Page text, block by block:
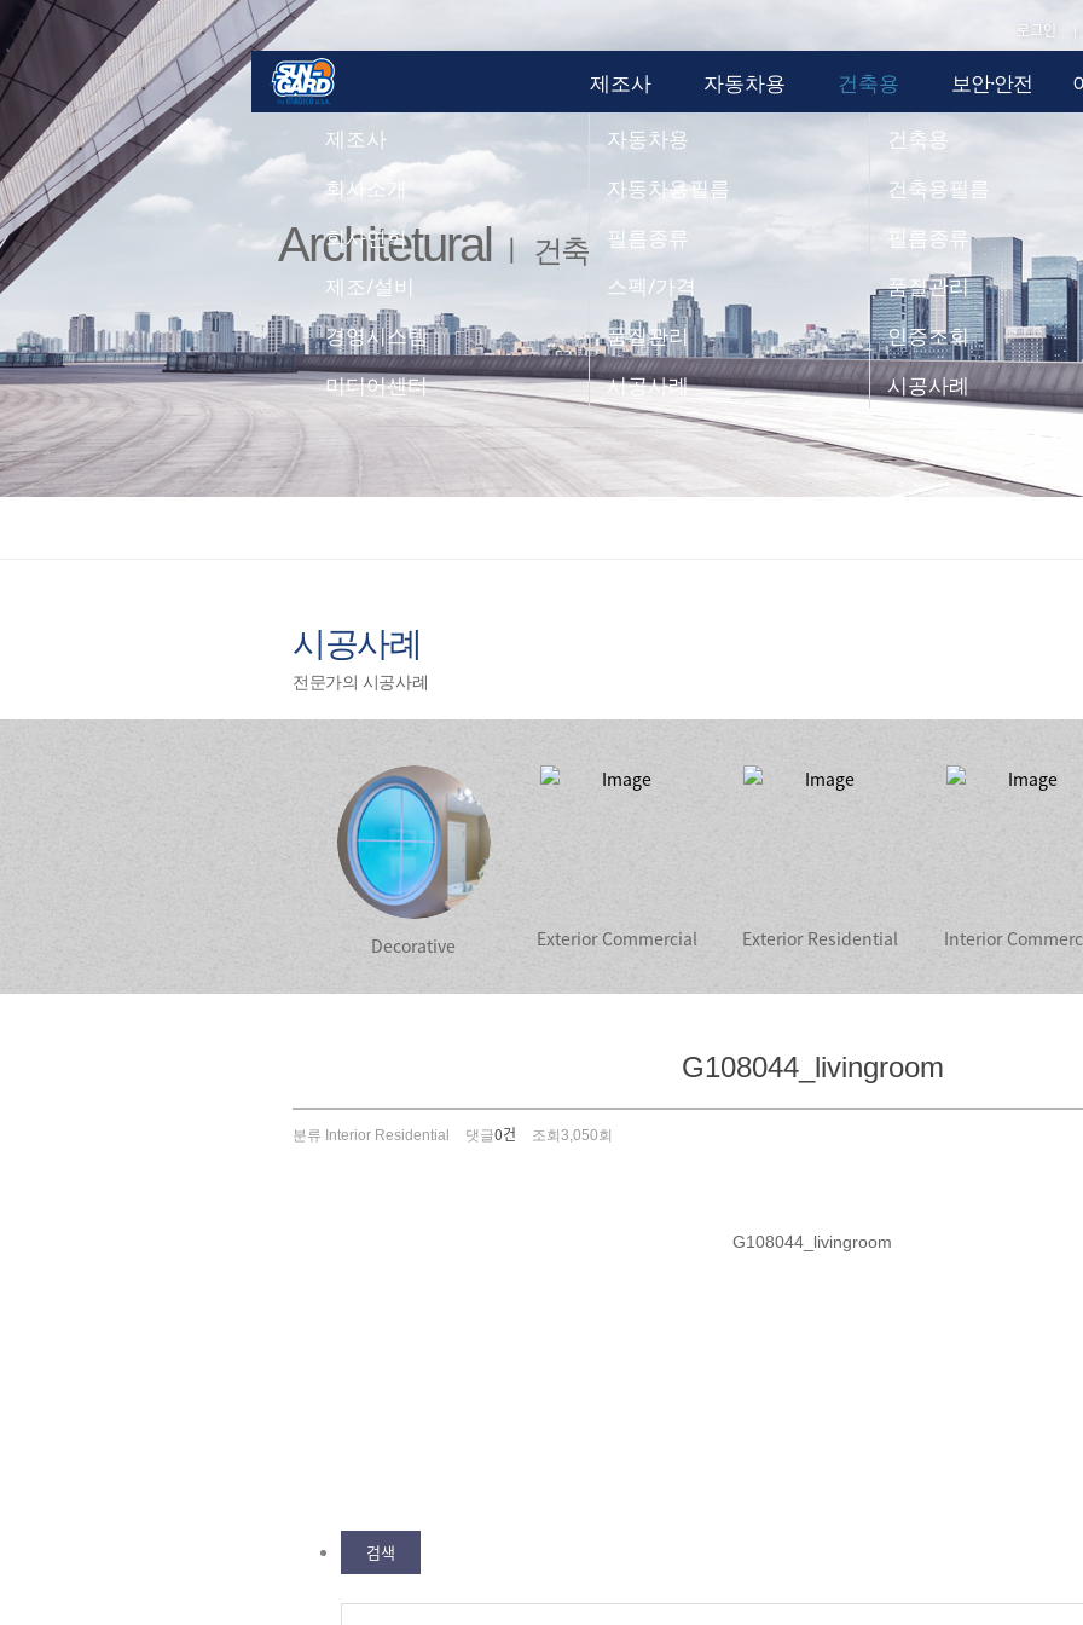
로그인
제조사 자동차용 건축용 보안·안전
제조사
회사소개
회사연혁
제조/설비
경영시스템
미디어센터
자동차용
자동차용필름
필름종류
스펙/가격
품질관리
시공사례
건축용
건축용필름
필름종류
품질관리
인증조회
시공사례
Architetural ㅣ 건축
필름소개 품질관리정책
시공사례
전문가의 시공사례
Decorative Exterior Commercial Exterior Residential Interior
G108044_livingroom
분류 Interior Residential 댓글0건 조회 3,050회
G108044_livingroom
검색